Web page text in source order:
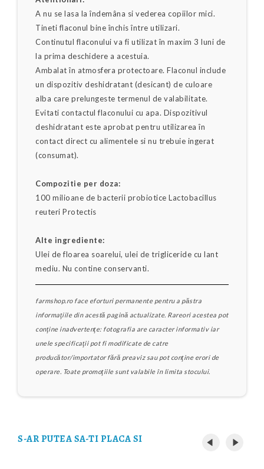
A nu se lasa la îndemâna si vederea copiilor mici.
Tineti flaconul bine închis între utilizari.
Continutul flaconului va fi utilizat în maxim 3 luni de
la prima deschidere a acestuia.
Ambalat în atmosfera protectoare. Flaconul include
un dispozitiv deshidratant (desicant) de culoare
alba care prelungeste termenul de valabilitate.
Evitati contactul flaconului cu apa. Dispozitivul
deshidratant este aprobat pentru utilizarea în
contact direct cu alimentele si nu trebuie ingerat
(consumat).
Compozitie per doza:
100 milioane de bacterii probiotice Lactobacillus
reuteri Protectis
Alte ingrediente:
Ulei de floarea soarelui, ulei de trigliceride cu lant
mediu. Nu contine conservanti.
farmshop.ro face eforturi permanente pentru a păstra
informaţiile din acestă pagină actualizate. Rareori acestea pot
conţine inadvertenţe: fotografia are caracter informativ iar
unele specificaţii pot fi modificate de catre
producător/importator fără preaviz sau pot conţine erori de
operare. Toate promoţiile sunt valabile în limita stocului.
S-AR PUTEA SA-TI PLACA SI